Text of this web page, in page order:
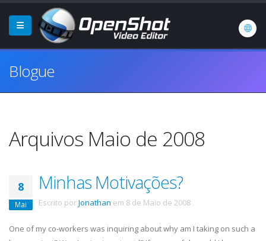
Blogue
Arquivos Maio de 2008
8
Mai
Minhas Motivações?
Escrito porJonathan em 8 de Maio de 2008 .
One of my co-workers was inquiring about why am I taking on such a